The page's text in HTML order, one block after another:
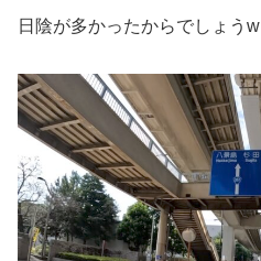
日陰が多かったからでしょうw